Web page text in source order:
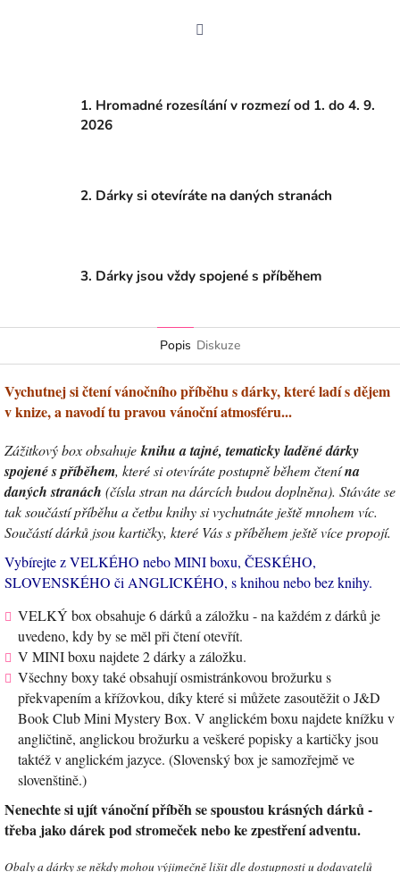
1. Hromadné rozesílání v rozmezí od 1. do 4. 9.
2026
2. Dárky si otevíráte na daných stranách
3. Dárky jsou vždy spojené s příběhem
Popis Diskuze
Vychutnej si čtení vánočního příběhu s dárky, které ladí s dějem
v knize, a navodí tu pravou vánoční atmosféru...
Zážitkový boxobsahuje knihu a tajné, tematicky laděné dárky
spojené s příběhem, které si otevíráte postupně během čtenína
daných stranách (čísla stran na dárcích budou doplněna). Stáváte se
tak součástí příběhu a četbu knihy si vychutnáte ještě mnohem víc.
Součástí dárků jsou kartičky, které Vás s příběhem ještě více propojí.
Vybírejte z VELKÉHO nebo MINI boxu, ČESKÉHO,
SLOVENSKÉHO či ANGLICKÉHO, s knihou nebo bez knihy.
VELKÝ box obsahuje 6 dárků a záložku - na každém z dárků je
uvedeno, kdy by se měl při čtení otevřít.
V MINI boxu najdete 2 dárky a záložku.
Všechny boxy také obsahují osmistránkovou brožurku s
překvapením a křížovkou, díky které si můžete zasoutěžit o J&D
Book Club Mini Mystery Box. V anglickém boxu najdete knížku v
angličtině, anglickou brožurku a veškeré popisky a kartičky jsou
taktéž v anglickém jazyce. (Slovenský box je samozřejmě ve
slovenštině.)
Nenechte si ujít vánoční příběh se spoustou krásných dárků -
třeba jako dárek pod stromeček nebo ke zpestření adventu.
Obaly a dárky se někdy mohou výjimečně lišit dle dostupnosti u dodavatelů